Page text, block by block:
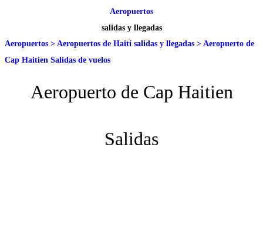
Aeropuertos
salidas y llegadas
Aeropuertos > Aeropuertos de Haití salidas y llegadas > Aeropuerto de
Cap Haitien Salidas de vuelos
Aeropuerto de Cap Haitien
Salidas